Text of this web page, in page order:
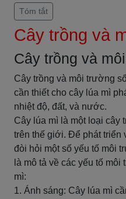
Tóm tắt
Cây trồng và
Cây trồng và
Cây trồng và môi trường
cần thiết cho cây lúa mì
nhiệt độ, đất, và nước.
Cây lúa mì là một loại cây
trên thế giới. Để phát triển
đòi hỏi một số yếu tố môi
là mô tả về các yếu tố
mì:
1. Ánh sáng: Cây lúa mì